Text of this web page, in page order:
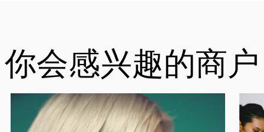
你会感兴趣的商户